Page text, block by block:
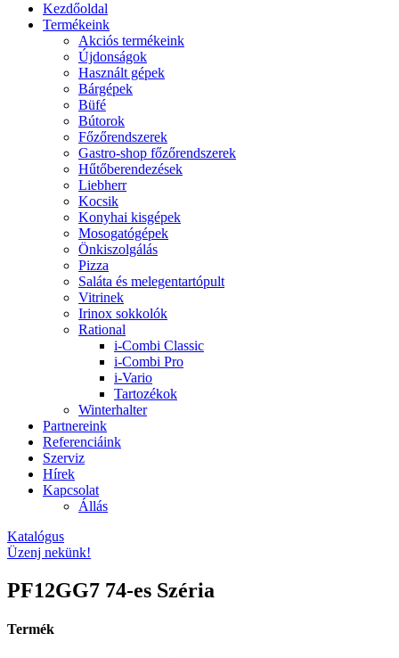
Kezdőoldal
Termékeink
Akciós termékeink
Újdonságok
Használt gépek
Bárgépek
Büfé
Bútorok
Főzőrendszerek
Gastro-shop főzőrendszerek
Hűtőberendezések
Liebherr
Kocsik
Konyhai kisgépek
Mosogatógépek
Önkiszolgálás
Pizza
Saláta és melegentartópult
Vitrinek
Irinox sokkolók
Rational
i-Combi Classic
i-Combi Pro
i-Vario
Tartozékok
Winterhalter
Partnereink
Referenciáink
Szerviz
Hírek
Kapcsolat
Állás
Katalógus
Üzenj nekünk!
PF12GG7 74-es Széria
Termék